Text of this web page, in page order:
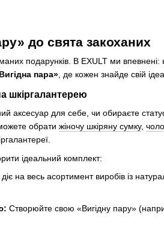
до свята закоханих
подарунків. В EXULT ми
пара», де кожен знайде свій
шкіргалантерею
аксесуар для себе, чи обираєте
обрати жіночу шкіряну сумку,
ідеальний комплект:
на весь асортимент виробів із
Створюйте свою «Вигідну пару»